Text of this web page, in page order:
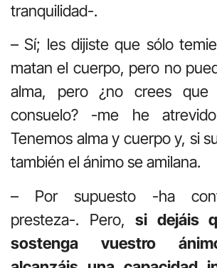
tranquilidad-.
– Sí; les dijiste que sólo
matan el cuerpo, pero no
alma, pero ¿no crees
consuelo? -me he
Tenemos alma y cuerpo y, si
también el ánimo se amilana.
– Por supuesto -ha
presteza-. Pero, si dejáis
sostenga vuestro